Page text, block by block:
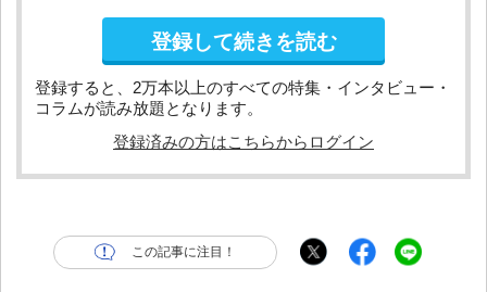
登録して続きを読む
登録すると、2万本以上のすべての特集・インタビュー・
コラムが読み放題となります。
登録済みの方はこちらからログイン
この記事に注目！